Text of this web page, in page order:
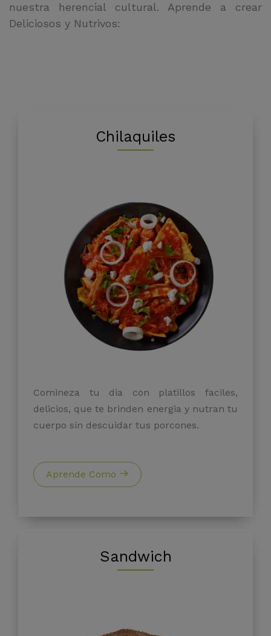
nuestra herencial cultural. Aprende a crear
Deliciosos y Nutrivos:
Chilaquiles
Comineza tu dia con platillos faciles,
delicios, que te brinden energia y nutran tu
cuerpo sin descuidar tus porcones.
Aprende Como
Sandwich